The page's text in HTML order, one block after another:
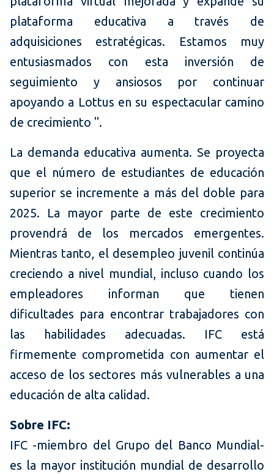
plataforma educativa a través de
adquisiciones estratégicas. Estamos muy
entusiasmados con esta inversión de
seguimiento y ansiosos por continuar
apoyando a Lottus en su espectacular camino
de crecimiento ".
La demanda educativa aumenta. Se proyecta
que el número de estudiantes de educación
superior se incremente a más del doble para
2025. La mayor parte de este crecimiento
provendrá de los mercados emergentes.
Mientras tanto, el desempleo juvenil continúa
creciendo a nivel mundial, incluso cuando los
empleadores informan que tienen
dificultades para encontrar trabajadores con
las habilidades adecuadas. IFC está
firmemente comprometida con aumentar el
acceso de los sectores más vulnerables a una
educación de alta calidad.
Sobre IFC:
IFC -miembro del Grupo del Banco Mundial-
es la mayor institución mundial de desarrollo